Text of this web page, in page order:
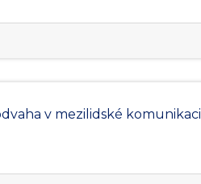
v mezilidské komunikaci